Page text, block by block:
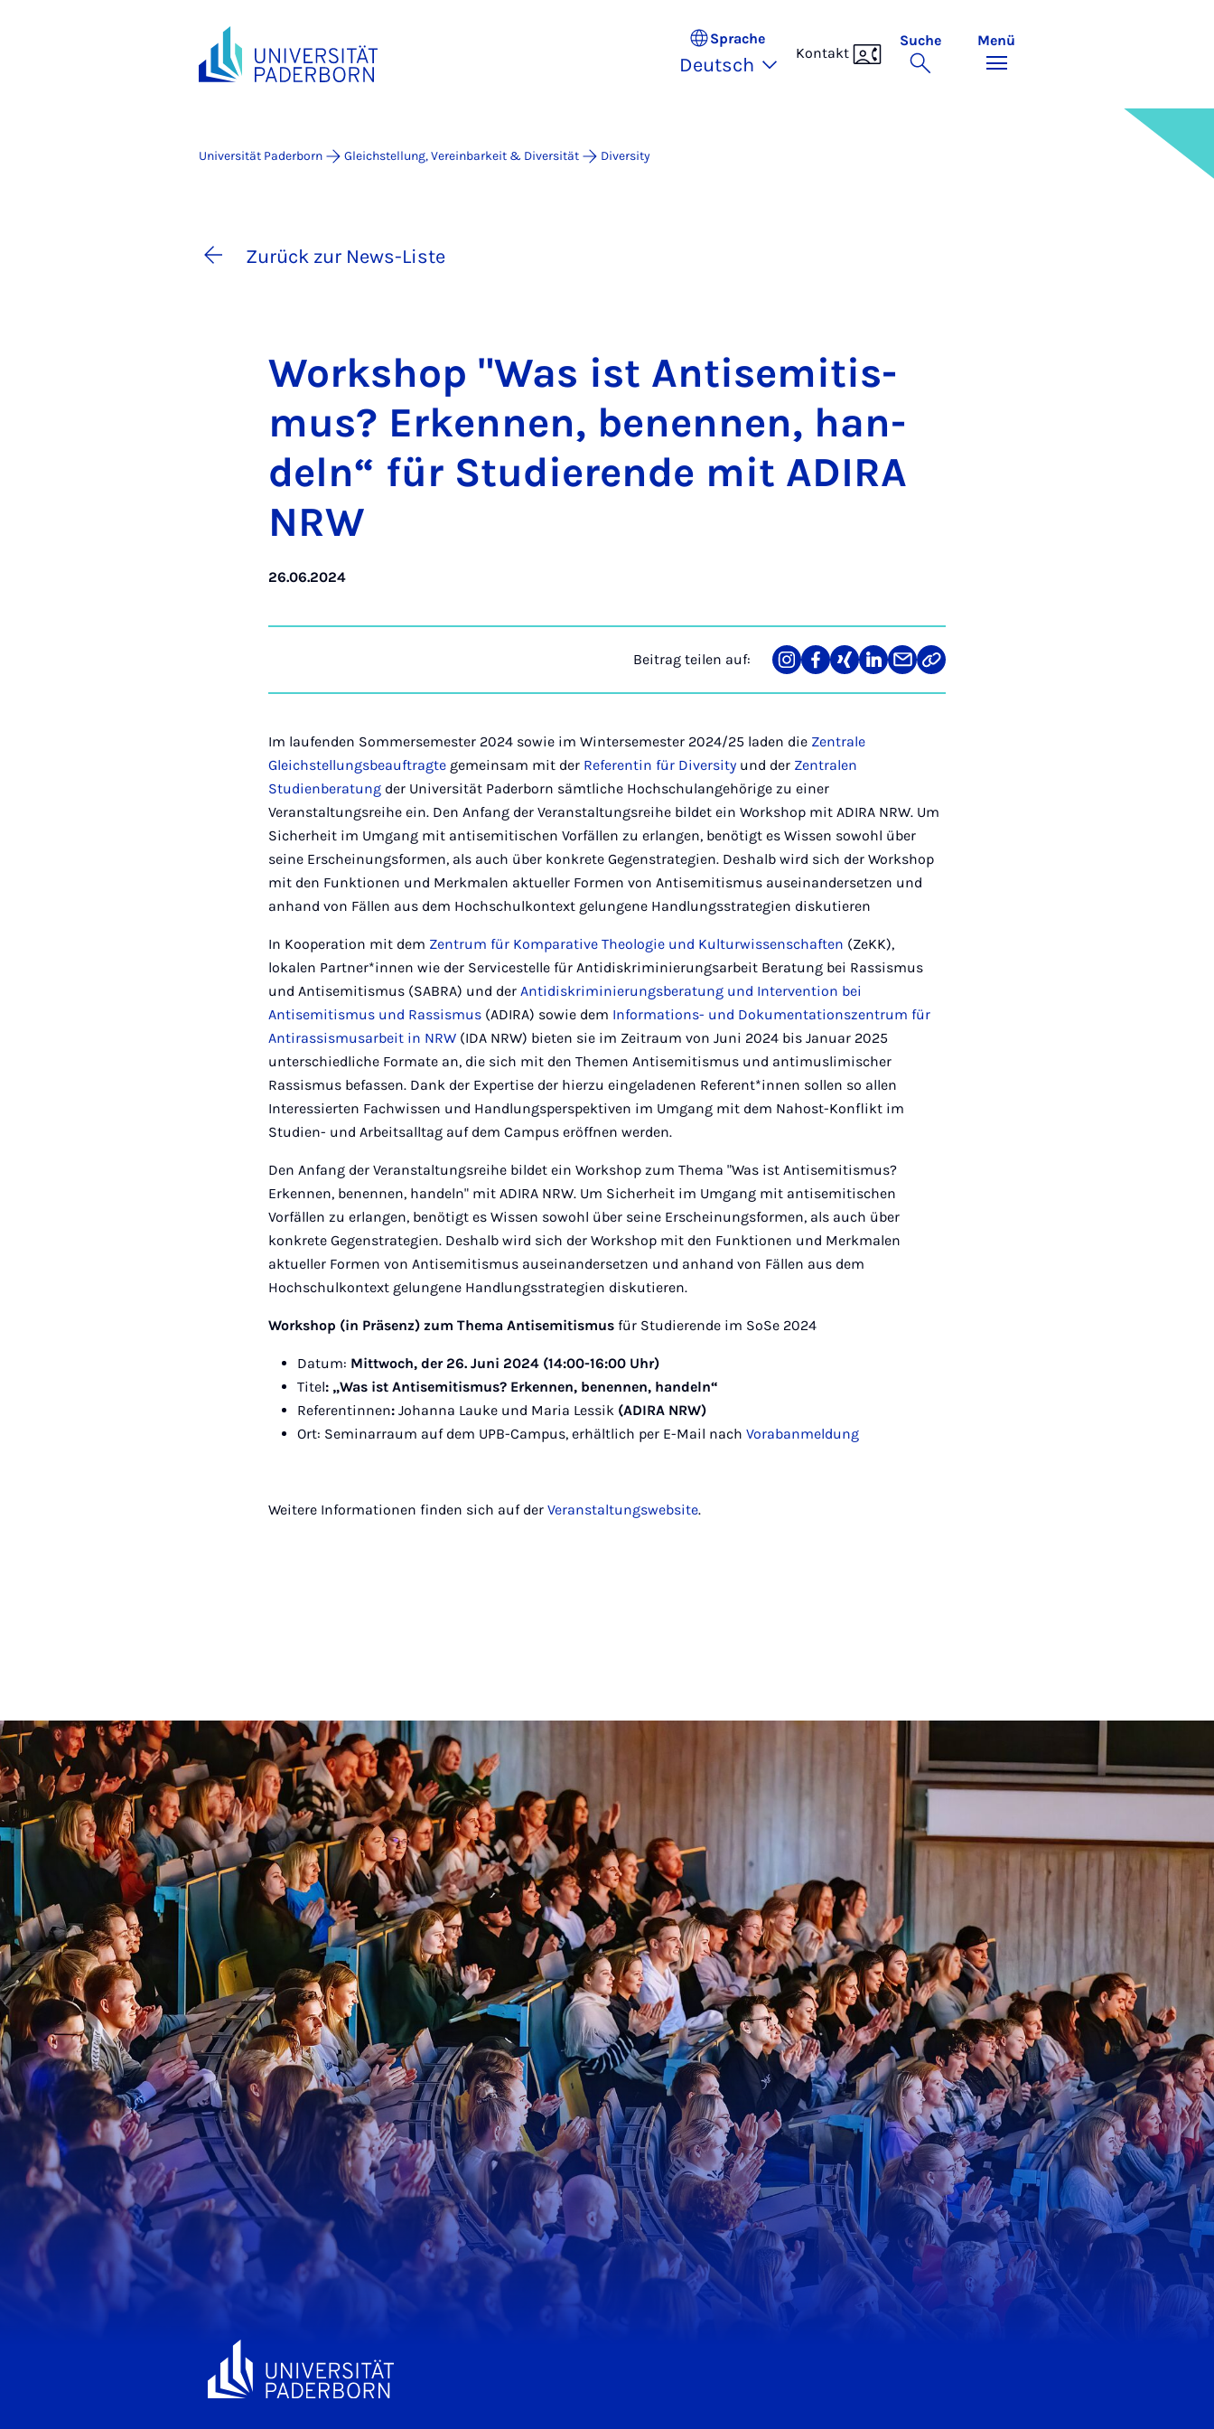
Sprache
Deutsch
Kontakt
Suche Menü
Universität Paderborn Gleichstellung, Vereinbarkeit & Diversität Diversity
Zurück zur News-Liste
Work­shop "Was ist An­ti­se­mi­tis­
mus? Er­ken­nen, be­nen­nen, han­
deln“ für Stu­die­ren­de mit ADI­RA
NRW
26.06.2024
Beitrag teilen auf:
Teilen
auf
Teilen
auf
Teilen
auf
Teilen
auf
Teilen
über
Link
kopieren
Im laufenden Sommersemester 2024 sowie im Wintersemester 2024/25 laden die Zentrale
Gleichstellungsbeauftragte gemeinsam mit der Referentin für Diversity und der Zentralen
Studienberatung der Universität Paderborn sämtliche Hochschulangehörige zu einer
Veranstaltungsreihe ein. Den Anfang der Veranstaltungsreihe bildet ein Workshop mit ADIRA NRW. Um
Sicherheit im Umgang mit antisemitischen Vorfällen zu erlangen, benötigt es Wissen sowohl über
seine Erscheinungsformen, als auch über konkrete Gegenstrategien. Deshalb wird sich der Workshop
mit den Funktionen und Merkmalen aktueller Formen von Antisemitismus auseinandersetzen und
anhand von Fällen aus dem Hochschulkontext gelungene Handlungsstrategien diskutieren
In Kooperation mit dem Zentrum für Komparative Theologie und Kulturwissenschaften (ZeKK),
lokalen Partner*innen wie der Servicestelle für Antidiskriminierungsarbeit Beratung bei Rassismus
und Antisemitismus (SABRA) und derAntidiskriminierungsberatung und Intervention bei
Antisemitismus und Rassismus (ADIRA) sowie dem Informations- und Dokumentationszentrum für
Antirassismusarbeit in NRW (IDA NRW) bieten sie im Zeitraum von Juni 2024 bis Januar 2025
unterschiedliche Formate an, die sich mit den Themen Antisemitismus und antimuslimischer
Rassismus befassen. Dank der Expertise der hierzu eingeladenen Referent*innen sollen so allen
Interessierten Fachwissen und Handlungsperspektiven im Umgang mit dem Nahost-Konflikt im
Studien- und Arbeitsalltag auf dem Campus eröffnen werden.
Den Anfang der Veranstaltungsreihe bildet ein Workshop zum Thema "Was ist Antisemitismus?
Erkennen, benennen, handeln" mit ADIRA NRW. Um Sicherheit im Umgang mit antisemitischen
Vorfällen zu erlangen, benötigt es Wissen sowohl über seine Erscheinungsformen, als auch über
konkrete Gegenstrategien. Deshalb wird sich der Workshop mit den Funktionen und Merkmalen
aktueller Formen von Antisemitismus auseinandersetzen und anhand von Fällen aus dem
Hochschulkontext gelungene Handlungsstrategien diskutieren.
Workshop (in Präsenz) zum Thema Antisemitismusfür Studierende im SoSe 2024
Datum: Mittwoch, der 26. Juni 2024 (14:00-16:00 Uhr)
Titel: „Was ist Antisemitismus? Erkennen, benennen, handeln“
Referentinnen:Johanna Lauke und Maria Lessik (ADIRA NRW)
Ort: Seminarraum auf dem UPB-Campus, erhältlich per E-Mail nachVorabanmeldung
Weitere Informationen finden sich auf derVeranstaltungswebsite.